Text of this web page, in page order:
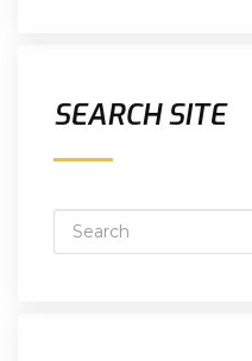
SEARCH SITE